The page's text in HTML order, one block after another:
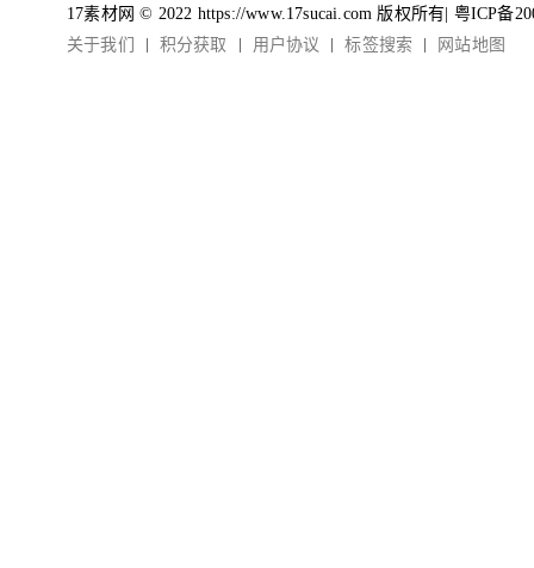
17素材网 © 2022 https://www.17sucai.com 版权所有| 粤ICP备
关于我们
积分获取 用户协议 标签搜索 网站地图